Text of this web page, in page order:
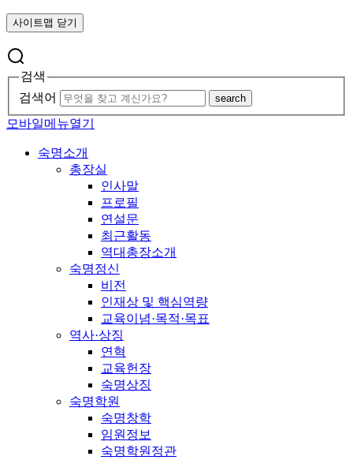
사이트맵 닫기
검색
검색어
search
모바일메뉴열기
숙명소개
총장실
인사말
프로필
연설문
최근활동
역대총장소개
숙명정신
비전
인재상 및 핵심역량
교육이념·목적·목표
역사·상징
연혁
교육헌장
숙명상징
숙명학원
숙명창학
임원정보
숙명학원정관